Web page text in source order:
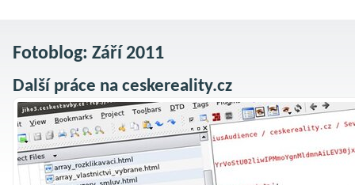
Fotoblog: Září 2011
Další práce na ceskereality.cz